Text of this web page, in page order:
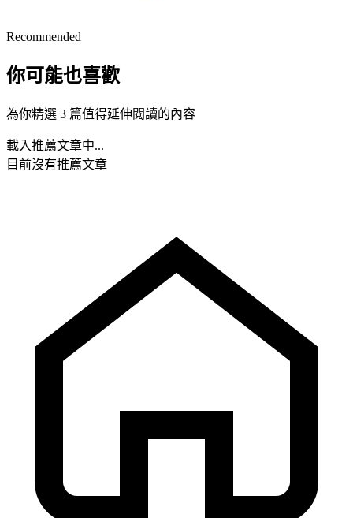
Recommended
你可能也喜歡
為你精選 3 篇值得延伸閱讀的內容
載入推薦文章中...
目前沒有推薦文章